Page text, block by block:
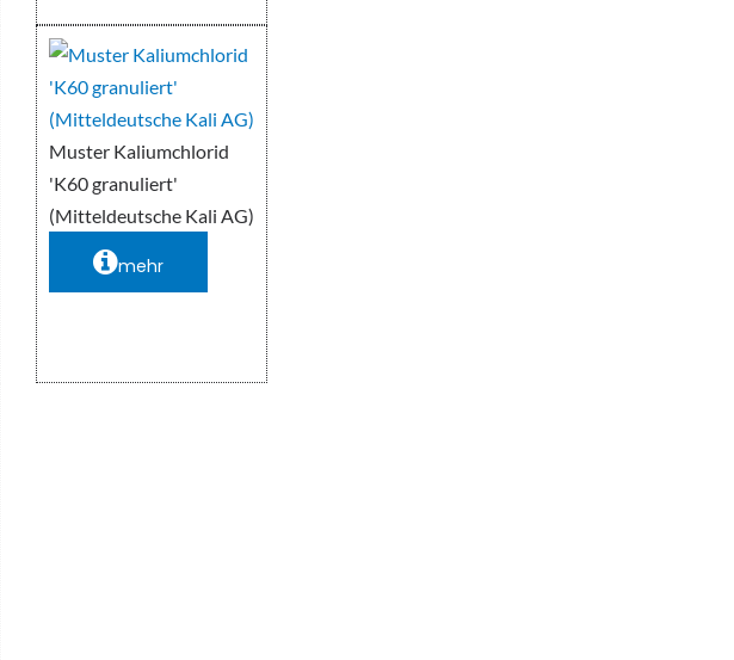
Muster Kaliumchlorid
'K60 granuliert'
(Mitteldeutsche Kali AG)
mehr